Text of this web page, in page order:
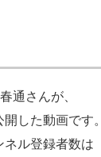
通さんが、
開した動画です。
ネル登録者数は